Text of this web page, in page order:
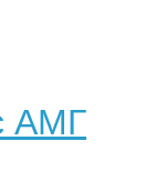
АМГ